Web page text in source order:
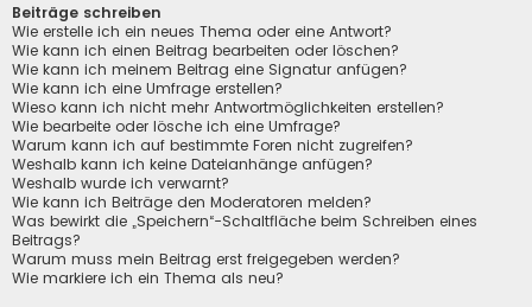
Beiträge schreiben
Wie erstelle ich ein neues Thema oder eine Antwort?
Wie kann ich einen Beitrag bearbeiten oder löschen?
Wie kann ich meinem Beitrag eine Signatur anfügen?
Wie kann ich eine Umfrage erstellen?
Wieso kann ich nicht mehr Antwortmöglichkeiten erstellen?
Wie bearbeite oder lösche ich eine Umfrage?
Warum kann ich auf bestimmte Foren nicht zugreifen?
Weshalb kann ich keine Dateianhänge anfügen?
Weshalb wurde ich verwarnt?
Wie kann ich Beiträge den Moderatoren melden?
Was bewirkt die „Speichern“-Schaltfläche beim Schreiben eines
Beitrags?
Warum muss mein Beitrag erst freigegeben werden?
Wie markiere ich ein Thema als neu?